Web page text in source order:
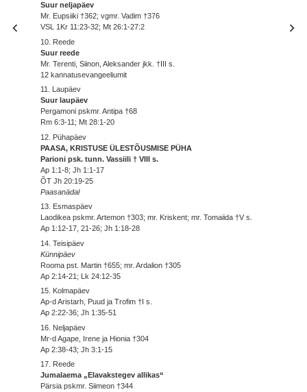
Suur neljapäev
Mr. Eupsiiki †362; vgmr. Vadim †376
VSL 1Kr 11:23-32; Mt 26:1-27:2
10. Reede
Suur reede
Mr. Terenti, Siinon, Aleksander jkk. †III s.
12 kannatusevangeeliumit
11. Laupäev
Suur laupäev
Pergamoni pskmr. Antipa †68
Rm 6:3-11; Mt 28:1-20
12. Pühapäev
PAASA, KRISTUSE ÜLESTÕUSMISE PÜHA
Parioni psk. tunn. Vassiili † VIII s.
Ap 1:1-8; Jh 1:1-17
ÕT Jh 20:19-25
Paasanädal
13. Esmaspäev
Laodikea pskmr. Artemon †303; mr. Kriskent; mr. Tomaiida †V s.
Ap 1:12-17, 21-26; Jh 1:18-28
14. Teisipäev
Künnipäev
Rooma pst. Martin †655; mr. Ardalion †305
Ap 2:14-21; Lk 24:12-35
15. Kolmapäev
Ap-d Aristarh, Puud ja Trofim †I s.
Ap 2:22-36; Jh 1:35-51
16. Neljapäev
Mr-d Agape, Irene ja Hionia †304
Ap 2:38-43; Jh 3:1-15
17. Reede
Jumalaema „Elavakstegev allikas“
Pärsia pskmr. Siimeon †344